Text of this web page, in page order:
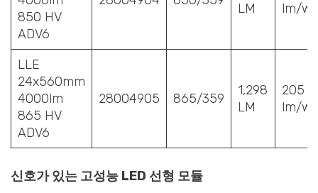
850 HV
ADV6
LM
lm/w
LLE
24x560mm
4000lm
865 HV
ADV6
28004905 865/359
1,298
LM
205
lm/w
신호가 있는 고성능 LED 선형 모듈